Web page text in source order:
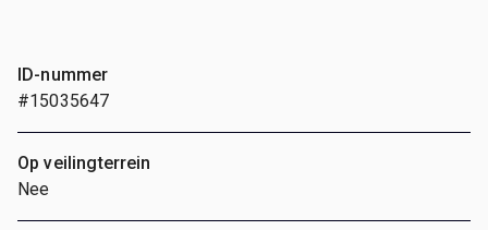
ID-nummer
#15035647
Op veilingterrein
Nee